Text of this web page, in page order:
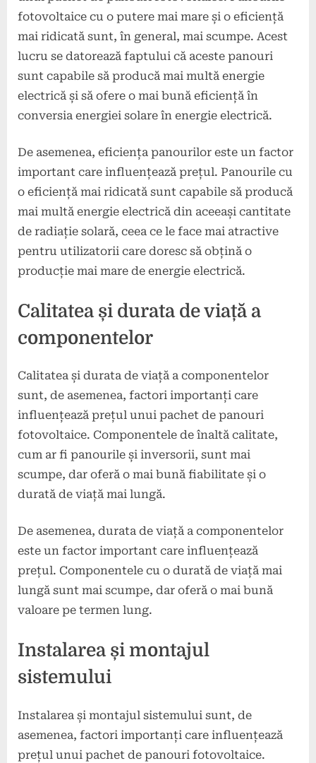
fotovoltaice cu o putere mai mare și o eficiență
mai ridicată sunt, în general, mai scumpe. Acest
lucru se datorează faptului că aceste panouri
sunt capabile să producă mai multă energie
electrică și să ofere o mai bună eficiență în
conversia energiei solare în energie electrică.
De asemenea, eficiența panourilor este un factor
important care influențează prețul. Panourile cu
o eficiență mai ridicată sunt capabile să producă
mai multă energie electrică din aceeași cantitate
de radiație solară, ceea ce le face mai atractive
pentru utilizatorii care doresc să obțină o
producție mai mare de energie electrică.
Calitatea și durata de viață a
componentelor
Calitatea și durata de viață a componentelor
sunt, de asemenea, factori importanți care
influențează prețul unui pachet de panouri
fotovoltaice. Componentele de înaltă calitate,
cum ar fi panourile și inversorii, sunt mai
scumpe, dar oferă o mai bună fiabilitate și o
durată de viață mai lungă.
De asemenea, durata de viață a componentelor
este un factor important care influențează
prețul. Componentele cu o durată de viață mai
lungă sunt mai scumpe, dar oferă o mai bună
valoare pe termen lung.
Instalarea și montajul
sistemului
Instalarea și montajul sistemului sunt, de
asemenea, factori importanți care influențează
prețul unui pachet de panouri fotovoltaice.